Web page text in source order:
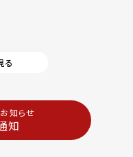
る
知らせ
知